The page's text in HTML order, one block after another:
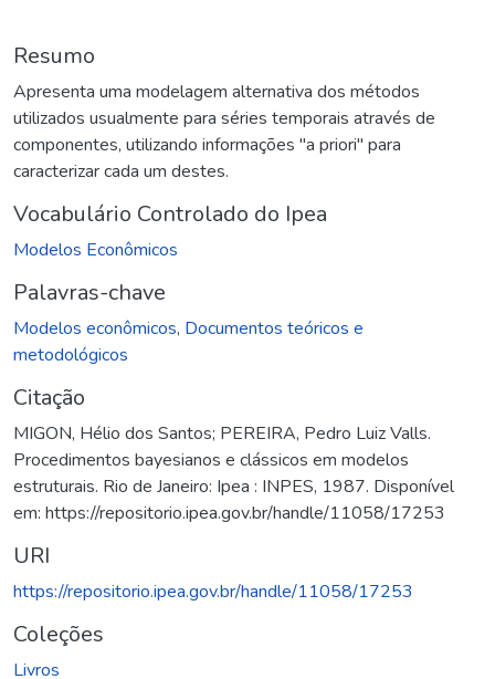
Resumo
Apresenta uma modelagem alternativa dos métodos
utilizados usualmente para séries temporais através de
componentes, utilizando informações "a priori" para
caracterizar cada um destes.
Vocabulário Controlado do Ipea
Modelos Econômicos
Palavras-chave
Modelos econômicos, Documentos teóricos e
metodológicos
Citação
MIGON, Hélio dos Santos; PEREIRA, Pedro Luiz Valls.
Procedimentos bayesianos e clássicos em modelos
estruturais. Rio de Janeiro: Ipea : INPES, 1987. Disponível
em: https://repositorio.ipea.gov.br/handle/11058/17253
URI
https://repositorio.ipea.gov.br/handle/11058/17253
Coleções
Livros